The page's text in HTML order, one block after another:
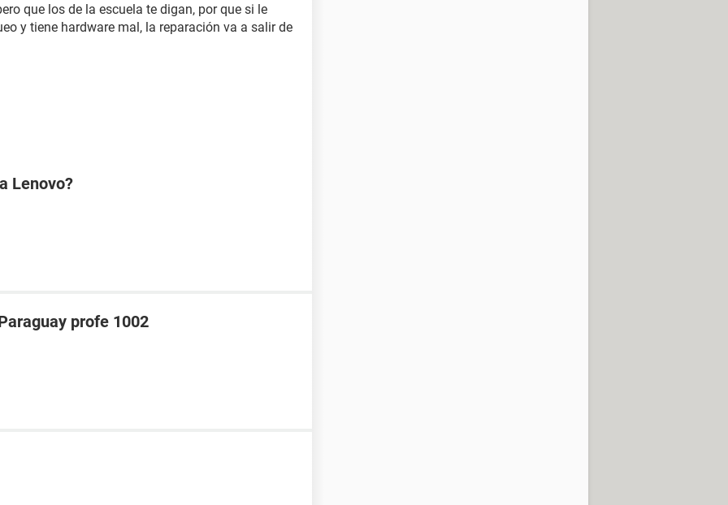
que los de la escuela te digan, por que si le
y tiene hardware mal, la reparación va a salir de
Lenovo?
profe 1002